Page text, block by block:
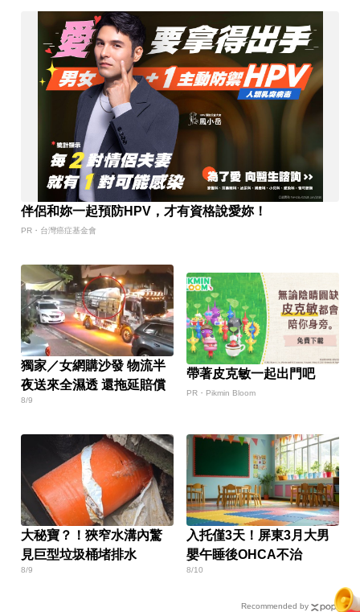
伴侶和妳一起預防HPV，才有資格說愛妳！
PR・台灣癌症基金會
獨家／女網購沙發 物流半
夜送來全濕透 還拖延賠償
8/9
帶著皮克敏一起出門吧
PR・Pikmin Bloom
大秘寶？！狹窄水溝內驚
見巨型垃圾桶堵排水
8/9
入托僅3天！屏東3月大男
嬰午睡後OHCA不治
8/10
Recommended by